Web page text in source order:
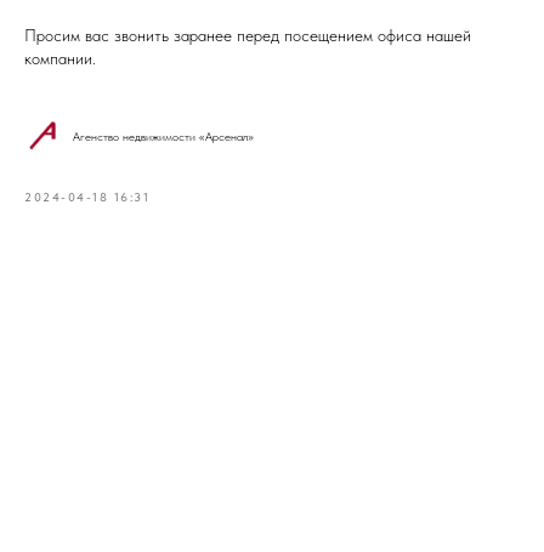
Просим вас звонить заранее перед посещением офиса нашей
компании.
Агенство недвижимости «Арсенал»
2024-04-18 16:31